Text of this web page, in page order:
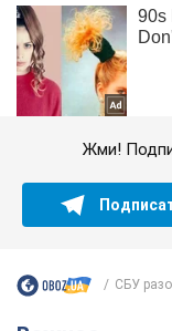
Жми!
СБУ